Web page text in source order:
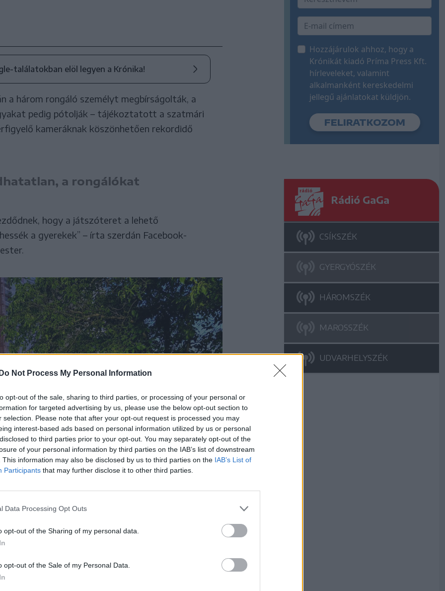
Do Not Process My Personal Information
opt-out of the sale, sharing to third parties, or processing of your personal or
for targeted advertising by us, please use the below opt-out section to
selection. Please note that after your opt-out request is processed you may
interest-based ads based on personal information utilized by us or personal
to third parties prior to your opt-out. You may separately opt-out of the
of your personal information by third parties on the IAB’s list of downstream
This information may also be disclosed by us to third parties on the IAB’s List of
Participants that may further disclose it to other third parties.
Data Processing Opt Outs
opt-out of the Sharing of my personal data.
opt-out of the Sale of my Personal Data.
találatokban elöl legyen a Krónika!
a három rongáló személyt megbírságolták, a
pedig pótolják – tájékoztatott a szatmári
kameráknak köszönhetően rekordidő
a rongálókat
hogy a játszóteret a lehető
a gyerekek” – írta szerdán Facebook-
Hozzájárulok ahhoz, hogy a
Krónikát kiadó Príma Press Kft.
hírleveleket, valamint
alkalmanként kereskedelmi
jellegű ajánlatokat küldjön.
Rádió GaGa
CSÍKSZÉK
GYERGYÓSZÉK
HÁROMSZÉK
MAROSSZÉK
UDVARHELYSZÉK